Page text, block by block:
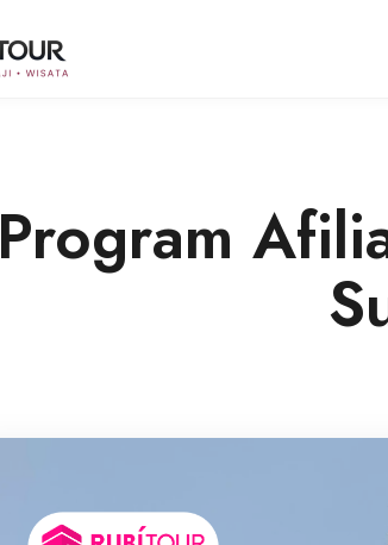
Program